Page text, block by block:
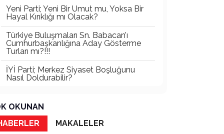
Yeni Parti; Yeni Bir Umut mu, Yoksa Bir
Hayal Kırıklığı mı Olacak?
Türkiye Buluşmaları Sn. Babacan’ı
Cumhurbaşkanlığına Aday Gösterme
Turları mı?!!!
İYİ Parti; Merkez Siyaset Boşluğunu
Nasıl Doldurabilir?
Siyaseti Boşluğu
Türkiye’nin En Büyük Partisi Belli Oldu!
OKUNAN
MAKALELER